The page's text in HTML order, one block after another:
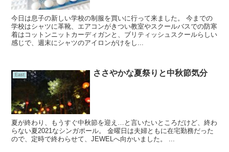
今日は息子の新しい学校の制服を買いに行って来ました。 今までの
学校はシャツに革靴、エアコンがきつい教室やスクールバスでの防寒
着はコットンニットカーディガンと、ブリティッシュスクールらしい
感じで、週末にシャツのアイロンがけをし...
East ささやかな夏祭りと中秋節気分
夏が終わり、もうすぐ中秋節を迎え…と言いたいところだけど、終わ
らない夏2021なシンガポール。 金曜日は夫婦ともに在宅勤務だった
ので、定時で終わらせて、JEWELへ向かいました。 ...